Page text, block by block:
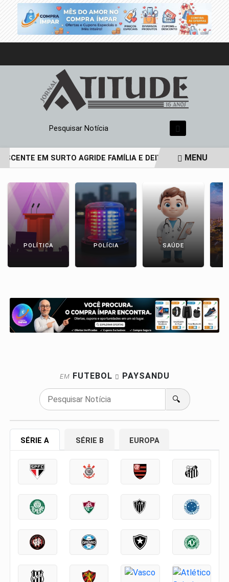
Pesquisar Notícia
EM SURTO AGRIDE FAMÍLIA E DEIXA PAI DE 69 ANOS
MENU
POLÍTICA POLÍCIA SAÚDE
EM FUTEBOL PAYSANDU
🔍
SÉRIE A SÉRIE B EUROPA